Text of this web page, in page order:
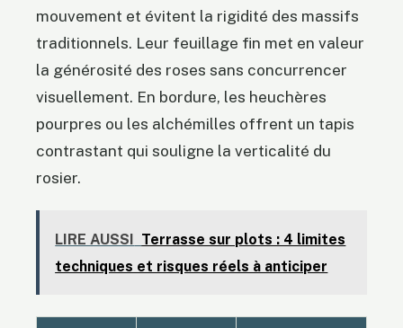
mouvement et évitent la rigidité des massifs
traditionnels. Leur feuillage fin met en valeur
la générosité des roses sans concurrencer
visuellement. En bordure, les heuchères
pourpres ou les alchémilles offrent un tapis
contrastant qui souligne la verticalité du
rosier.
LIRE AUSSI Terrasse sur plots : 4 limites
techniques et risques réels à anticiper